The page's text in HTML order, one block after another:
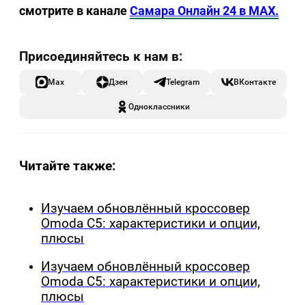
смотрите в каналеСамара Онлайн 24 в MAX.
Max Дзен Telegram ВКонтакте
Одноклассники
Читайте также:
Изучаем обновлённый кроссовер
Omoda C5: характеристики и опции,
плюсы
Изучаем обновлённый кроссовер
Omoda C5: характеристики и опции,
плюсы